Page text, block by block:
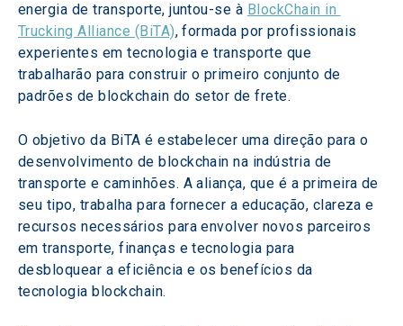
energia de transporte, juntou-se à BlockChain in
Trucking Alliance (BiTA), formada por profissionais
experientes em tecnologia e transporte que
trabalharão para construir o primeiro conjunto de
padrões de blockchain do setor de frete.
O objetivo da BiTA é estabelecer uma direção para o
desenvolvimento de blockchain na indústria de
transporte e caminhões. A aliança, que é a primeira de
seu tipo, trabalha para fornecer a educação, clareza e
recursos necessários para envolver novos parceiros
em transporte, finanças e tecnologia para
desbloquear a eficiência e os benefícios da
tecnologia blockchain.